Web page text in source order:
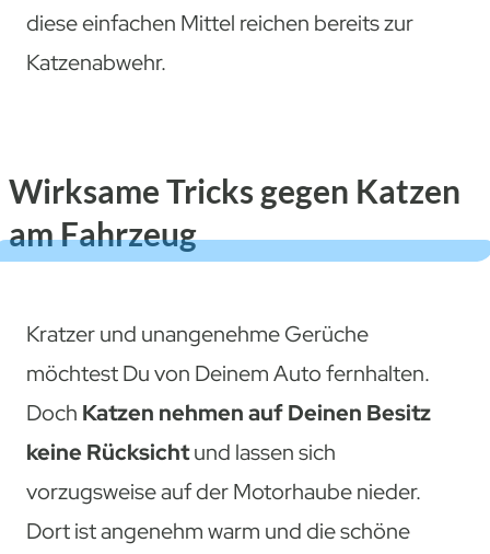
diese einfachen Mittel reichen bereits zur
Katzenabwehr.
Wirksame Tricks gegen Katzen
am Fahrzeug
Kratzer und unangenehme Gerüche
möchtest Du von Deinem Auto fernhalten.
Doch Katzen nehmen auf Deinen Besitz
keine Rücksichtund lassen sich
vorzugsweise auf der Motorhaube nieder.
Dort ist angenehm warm und die schöne